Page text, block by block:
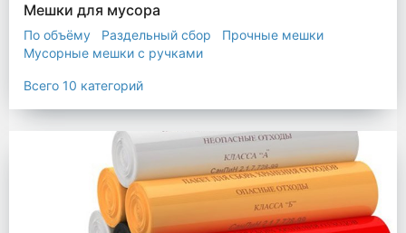
Мешки для мусора
По объёму Раздельный сбор
Прочные мешки
Мусорные мешки с ручками
Прозрачные мешки
Мешки строительные
Мешок для листьев
Всего 10 категорий